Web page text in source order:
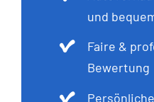
und
Faire &
Bewertung